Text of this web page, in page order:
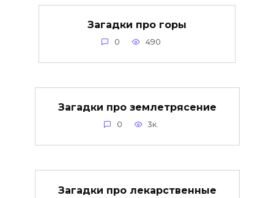
Загадки про горы
0 490
Загадки про землетрясение
0 3к.
Загадки про лекарственные